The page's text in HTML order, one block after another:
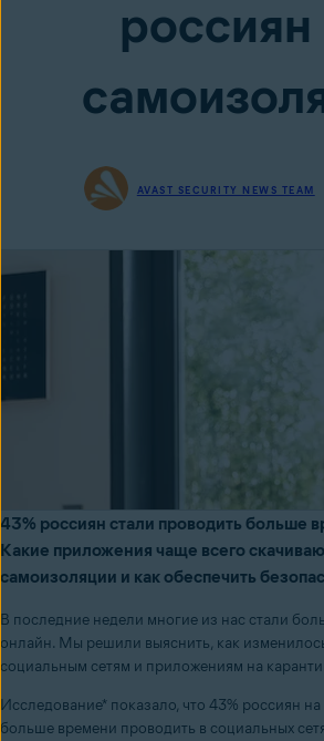
россиян
AVAST SECURITY NEWS TEAM
43% россиян стали проводить больше
Какие приложения чаще всего
самоизоляции и как обеспечить
В последние недели многие из нас стали
онлайн. Мы решили выяснить, как
социальным сетям и приложениям на
Исследование* показало, что 43% россиян на
больше времени проводить в социальных